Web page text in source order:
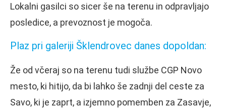
Lokalni gasilci so sicer še na terenu in odpravljajo
posledice, a prevoznost je mogoča.
Plaz pri galeriji Šklendrovec danes dopoldan:
Že od včeraj so na terenu tudi službe CGP Novo
mesto, ki hitijo, da bi lahko še zadnji del ceste za
Savo, ki je zaprt, a izjemno pomemben za Zasavje,